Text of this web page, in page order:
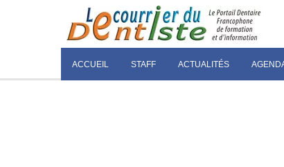
ACCUEIL STAFF ACTUALITÉS